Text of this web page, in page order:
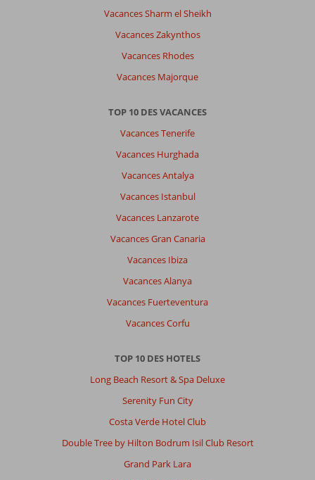
Vacances Sharm el Sheikh
Vacances Zakynthos
Vacances Rhodes
Vacances Majorque
TOP 10 DES VACANCES
Vacances Tenerife
Vacances Hurghada
Vacances Antalya
Vacances Istanbul
Vacances Lanzarote
Vacances Gran Canaria
Vacances Ibiza
Vacances Alanya
Vacances Fuerteventura
Vacances Corfu
TOP 10 DES HOTELS
Long Beach Resort & Spa Deluxe
Serenity Fun City
Costa Verde Hotel Club
Double Tree by Hilton Bodrum Isil Club Resort
Grand Park Lara